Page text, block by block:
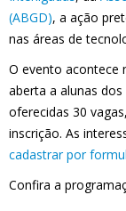
(ABGD), a ação
nas áreas de
O evento acontece
aberta a alunas
oferecidas 30
inscrição. As
cadastrar por
Confira a